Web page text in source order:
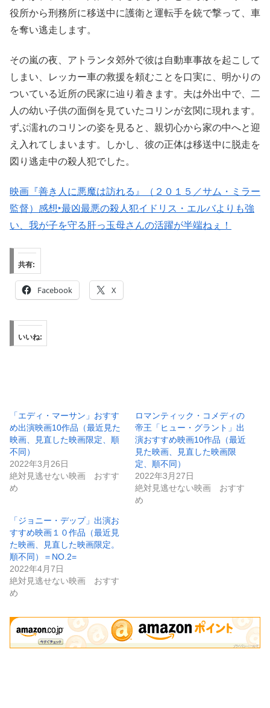
役所から刑務所に移送中に護衛と運転手を銃で撃って、車
を奪い逃走します。
その嵐の夜、アトランタ郊外で彼は自動車事故を起こして
しまい、レッカー車の救援を頼むことを口実に、明かりの
ついている近所の民家に辿り着きます。夫は外出中で、二
人の幼い子供の面倒を見ていたコリンが玄関に現れます。
ずぶ濡れのコリンの姿を見ると、親切心から家の中へと迎
え入れてしまいます。しかし、彼の正体は移送中に脱走を
図り逃走中の殺人犯でした。
映画『善き人に悪魔は訪れる』（２０１５／サム・ミラー
監督）感想‣最凶最悪の殺人犯イドリス・エルバよりも強
い、我が子を守る肝っ玉母さんの活躍が半端ねぇ！
共有:
Facebook X
いいね:
「エディ・マーサン」おすす
め出演映画10作品（最近見た
映画、見直した映画限定、順
不同）
2022年3月26日
絶対見逃せない映画 おすす
め
ロマンティック・コメディの
帝王「ヒュー・グラント」出
演おすすめ映画10作品（最近
見た映画、見直した映画限
定、順不同）
2022年3月27日
絶対見逃せない映画 おすす
め
「ジョニー・デップ」出演お
すすめ映画１０作品（最近見
た映画、見直した映画限定。
順不同）＝NO.2=
2022年4月7日
絶対見逃せない映画 おすす
め